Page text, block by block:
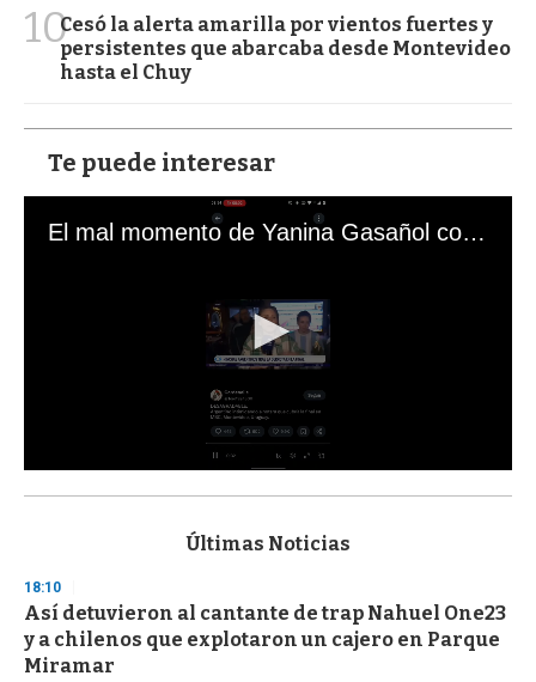
10Cesó la alerta amarilla por vientos fuertes y
persistentes que abarcaba desde Montevideo
hasta el Chuy
Te puede interesar
El mal momento de Yanina Gasañol con un hincha argentino en "Subrayado"
s
d
s
o
f
3
Últimas Noticias
18:10
Así detuvieron al cantante de trap Nahuel One23
y a chilenos que explotaron un cajero en Parque
Miramar